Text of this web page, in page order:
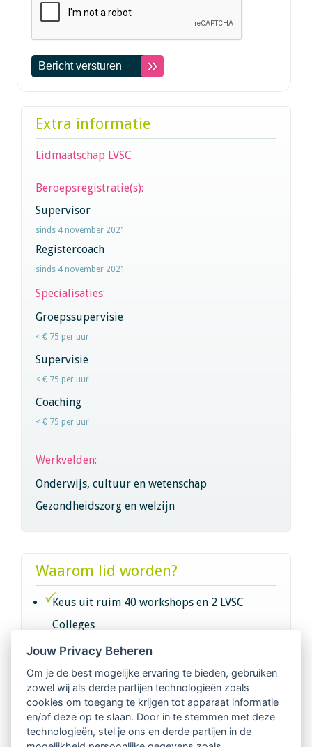
Extra informatie
Lidmaatschap LVSC
Beroepsregistratie(s):
Supervisor
sinds 4 november 2021
Registercoach
sinds 4 november 2021
Specialisaties:
Groepssupervisie
< € 75 per uur
Supervisie
< € 75 per uur
Coaching
< € 75 per uur
Werkvelden:
Onderwijs, cultuur en wetenschap
Gezondheidszorg en welzijn
Waarom lid worden?
Keus uit ruim 40 workshops en 2 LVSC
Colleges
Intervisie met geregistreerde vakgenoten
Netwerk van 2100 professionals in 14
regio's
Jouw Privacy Beheren
Om je de best mogelijke ervaring te bieden, gebruiken
zowel wij als derde partijen technologieën zoals
cookies om toegang te krijgen tot apparaat informatie
en/of deze op te slaan. Door in te stemmen met deze
technologieën, stel je ons en derde partijen in de